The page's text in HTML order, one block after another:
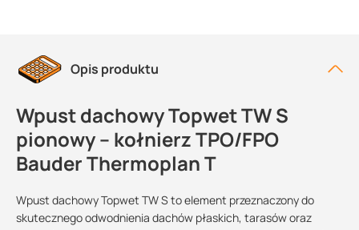
Opis produktu
Wpust dachowy Topwet TW S
pionowy – kołnierz TPO/FPO
Bauder Thermoplan T
Wpust dachowy Topwet TW S to element przeznaczony do
skutecznego odwodnienia dachów płaskich, tarasów oraz